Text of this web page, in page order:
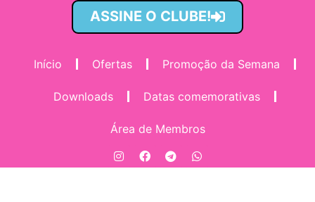
ASSINE O CLUBE!
Início Ofertas Promoção da Semana
Downloads Datas comemorativas
Área de Membros